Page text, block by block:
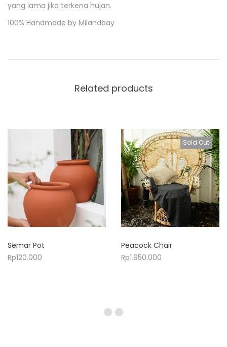
yang lama jika terkena hujan.
100% Handmade by Milandbay
Related products
Semar Pot
Rp120.000
Sold Out
Peacock Chair
Rp1.950.000